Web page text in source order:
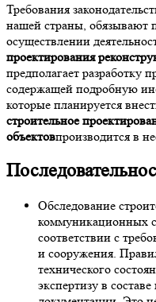
Требования
нашей страны, обязывают
осуществлении
проектирования
предполагает разработку
содержащей подробную
которые планируется
строительное
объектовпроизводится в
Обследование
коммуникационных
соответствии с
и сооружения.
технического
экспертизу в